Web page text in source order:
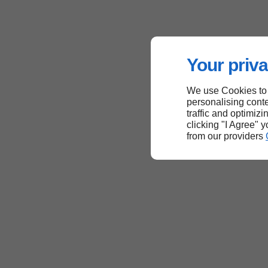
Your
We use Cookies
personalising
traffic and
clicking "I Agree"
from our providers